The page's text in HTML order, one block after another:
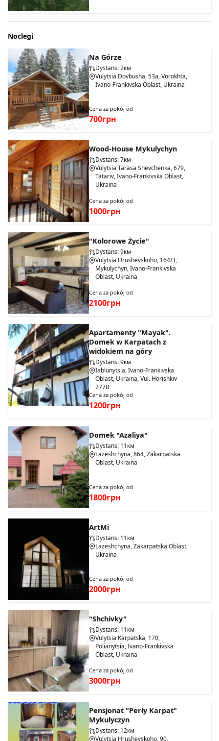
Noclegi
Na Górze
Dystans: 2км
Vulytsia Dovbusha, 53a, Vorokhta,
Ivano-Frankivska Oblast, Ukraina
Cena za pokój od
700грн
Wood-House Mykulychyn
Dystans: 7км
Vulytsia Tarasa Shevchenka, 679,
Tatariv, Ivano-Frankivska Oblast,
Ukraina
Cena za pokój od
1000грн
"Kolorowe Życie"
Dystans: 9км
Vulytsia Hrushevskoho, 164/3,
Mykulychyn, Ivano-Frankivska
Oblast, Ukraina
Cena za pokój od
2100грн
Apartamenty "Mayak".
Domek w Karpatach z
widokiem na góry
Dystans: 9км
Iablunytsia, Ivano-Frankivska
Oblast, Ukraina, Vul. Horishkiv
277B
Cena za pokój od
1200грн
Domek "Azaliya"
Dystans: 11км
Lazeshchyna, 864, Zakarpatska
Oblast, Ukraina
Cena za pokój od
1800грн
ArtMi
Dystans: 11км
Lazeshchyna, Zakarpatska Oblast,
Ukraina
Cena za pokój od
2000грн
"Shchivky"
Dystans: 11км
Vulytsia Karpatska, 170,
Polianytsia, Ivano-Frankivska
Oblast, Ukraina
Cena za pokój od
3000грн
Pensjonat "Perły Karpat"
Mykulyczyn
Dystans: 12км
Vulytsia Hrushevskoho, 90,